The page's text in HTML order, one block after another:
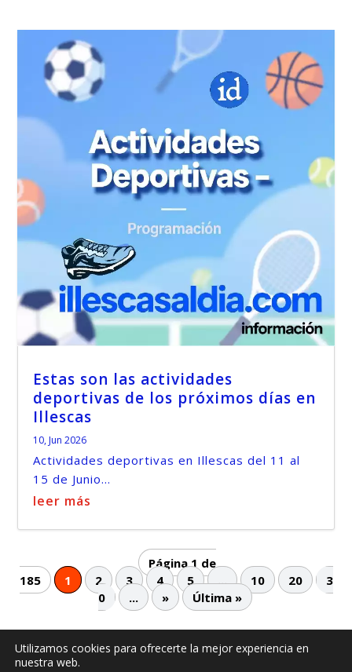
Estas son las actividades
deportivas de los próximos días en
Illescas
10, Jun 2026
Actividades deportivas en Illescas del 11 al
15 de Junio...
leer más
Página 1 de
185
1 2 3 4 5 ... 10 20
3
0
... » Última »
© -
Utilizamos cookies para ofrecerte la mejor experiencia en
nuestra web.